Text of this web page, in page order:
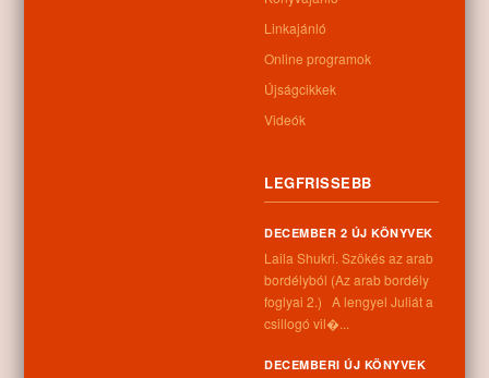
Események, programok
Linkajánló
Online programok
Újságcikkek
Videók
LEGFRISSEBB
DECEMBER 2 ÚJ KÖNYVEK
Laila Shukri. Szökés ​az arab
bordélyból (Az arab bordély
foglyai 2.) A lengyel Juliát a
csillogó vil�...
DECEMBERI ÚJ KÖNYVEK